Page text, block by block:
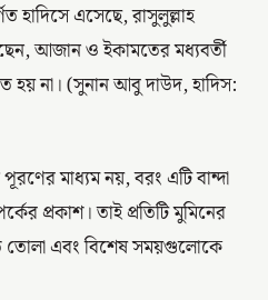
হাদিসে এসেছে, রাসুলুল্লাহ
আজান ও ইকামতের মধ্যবর্তী
হয় না। (সুনান আবু দাউদ, হাদিস:
মাধ্যম নয়, বরং এটি বান্দা
প্রকাশ। তাই প্রতিটি মুমিনের
তোলা এবং বিশেষ সময়গুলোকে